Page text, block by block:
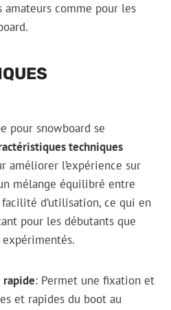
comme pour les
pour snowboard se
techniques
améliorer l’expérience sur
mélange équilibré entre
d’utilisation, ce qui en
pour les débutants que
rapide: Permet une fixation et
et rapides du boot au